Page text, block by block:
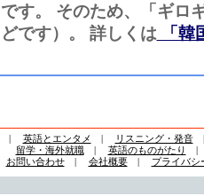
です。 そのため、「ギロ
どです）。 詳しくは「韓
| 英語とエンタメ | リスニング・発音
留学・海外就職| 英語のものがたり
お問い合わせ| 会社概要| プライバシ